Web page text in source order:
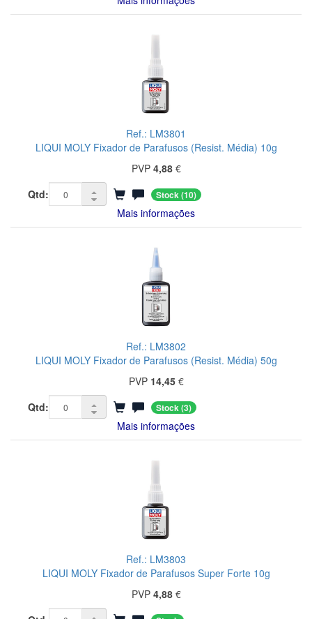
Ref.: LM3801
LIQUI MOLY Fixador de Parafusos (Resist. Média) 10g
PVP 4,88€
Qtd:
Stock(10)
Mais informações
Ref.: LM3802
LIQUI MOLY Fixador de Parafusos (Resist. Média) 50g
PVP 14,45€
Qtd:
Stock(3)
Mais informações
Ref.: LM3803
LIQUI MOLY Fixador de Parafusos Super Forte 10g
PVP 4,88€